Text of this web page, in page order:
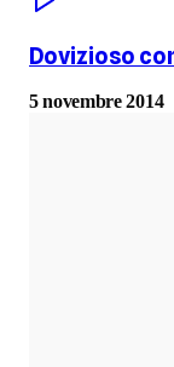
Dovizioso
5 novembre 2014